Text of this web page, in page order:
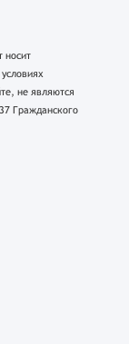
носит
не являются
Гражданского